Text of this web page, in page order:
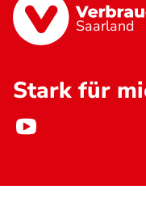
Saarland
Stark für